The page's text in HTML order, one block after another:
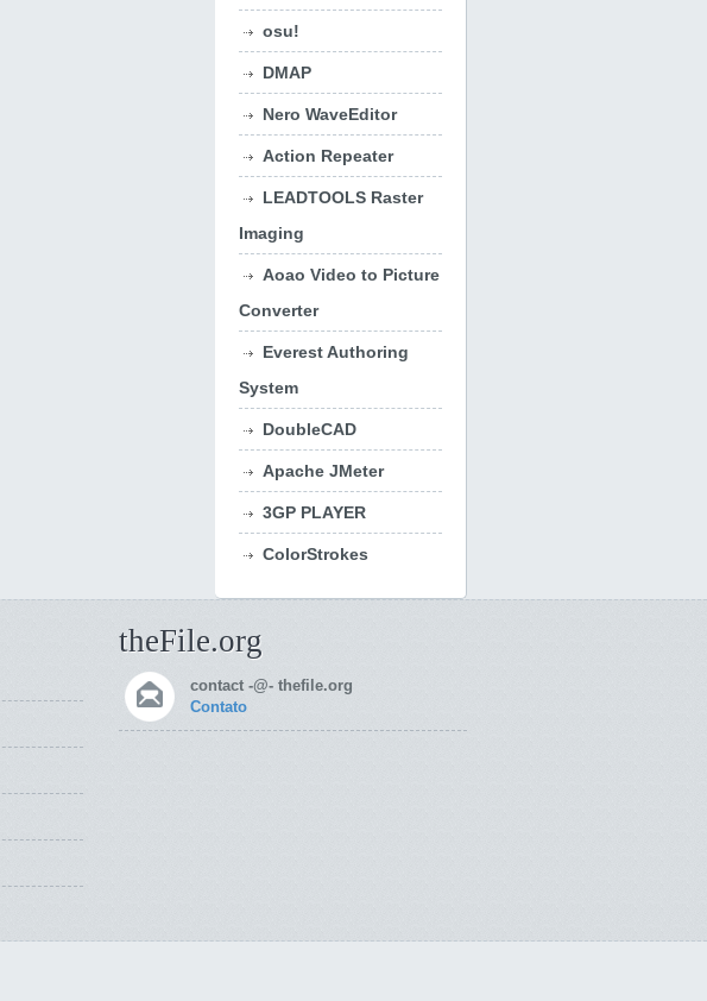
osu!
DMAP
Nero WaveEditor
Action Repeater
LEADTOOLS Raster
Imaging
Aoao Video to Picture
Converter
Everest Authoring
System
DoubleCAD
Apache JMeter
3GP PLAYER
ColorStrokes
theFile.org
contact -@- thefile.org
Contato